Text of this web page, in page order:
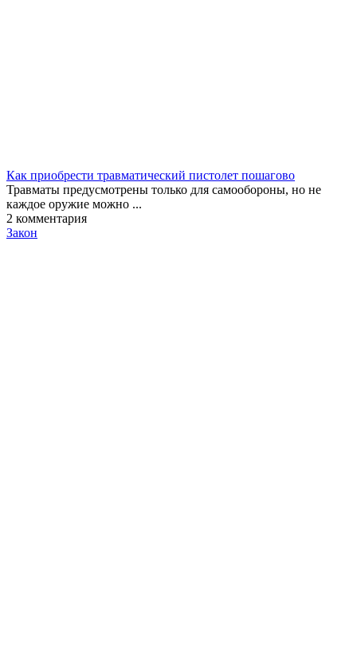
Как приобрести травматический пистолет пошагово
Травматы предусмотрены только для самообороны, но не
каждое оружие можно ...
2 комментария
Закон